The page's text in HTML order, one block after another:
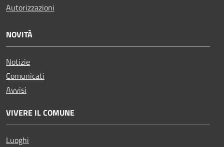
Autorizzazioni
NOVITÀ
Notizie
Comunicati
Avvisi
VIVERE IL COMUNE
Luoghi